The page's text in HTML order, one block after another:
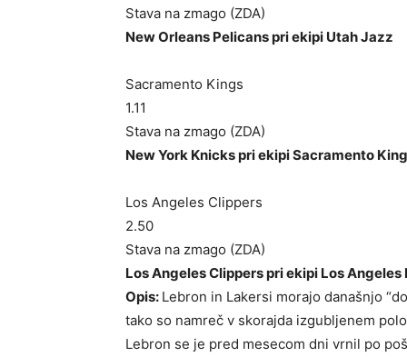
Stava na zmago (ZDA)
New Orleans Pelicans pri ekipi Utah Jazz
Sacramento Kings
1.11
Stava na zmago (ZDA)
New York Knicks pri ekipi Sacramento
Los Angeles Clippers
2.50
Stava na zmago (ZDA)
Los Angeles Clippers pri ekipi Los Angeles
Opis: Lebron in Lakersi morajo današnjo
tako so namreč v skorajda izgubljenem
Lebron se je pred mesecom dni vrnil po